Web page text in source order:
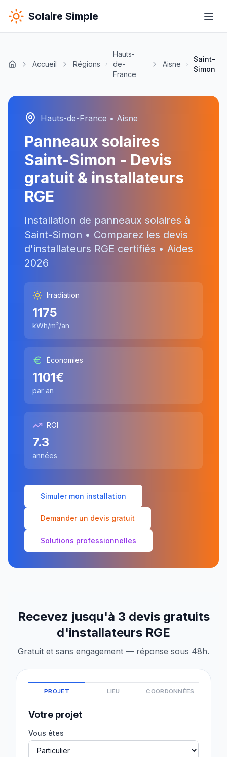
Solaire Simple
Accueil Régions
Hauts-
de-
France
Aisne
Saint-
Simon
Hauts-de-France • Aisne
Panneaux solaires
Saint-Simon - Devis
gratuit & installateurs
RGE
Installation de panneaux solaires à
Saint-Simon • Comparez les devis
d'installateurs RGE certifiés • Aides
2026
Irradiation
1175
kWh/m²/an
Économies
1101€
par an
ROI
7.3
années
Simuler mon installation
Demander un devis gratuit
Solutions professionnelles
Recevez jusqu'à 3 devis gratuits
d'installateurs RGE
Gratuit et sans engagement — réponse sous 48h.
PROJET LIEU COORDONNÉES
Votre projet
Vous êtes